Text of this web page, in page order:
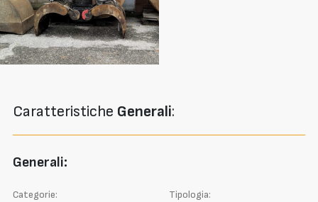
Caratteristiche Generali:
Generali:
Categorie: Tipologia: